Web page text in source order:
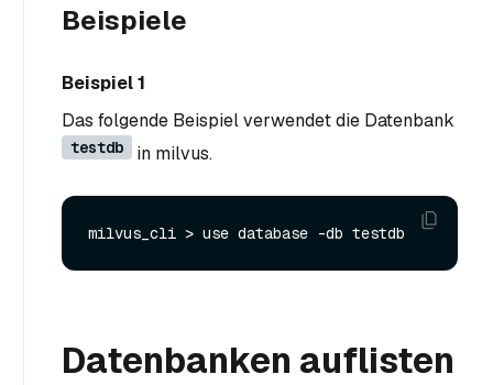
Beispiele
Beispiel 1
Das folgende Beispiel verwendet die Datenbank
testdb in milvus.
Datenbanken auflisten